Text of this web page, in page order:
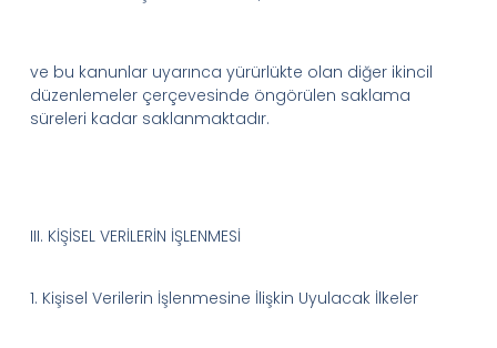
ve bu kanunlar uyarınca yürürlükte olan diğer ikincil
düzenlemeler çerçevesinde öngörülen saklama
süreleri kadar saklanmaktadır.
III. KİŞİSEL VERİLERİN İŞLENMESİ
1. Kişisel Verilerin İşlenmesine İlişkin Uyulacak İlkeler